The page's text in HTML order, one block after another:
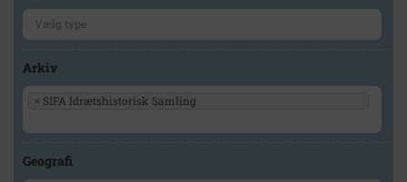
Arkiv
× SIFA Idrætshistorisk Samling
Geografi